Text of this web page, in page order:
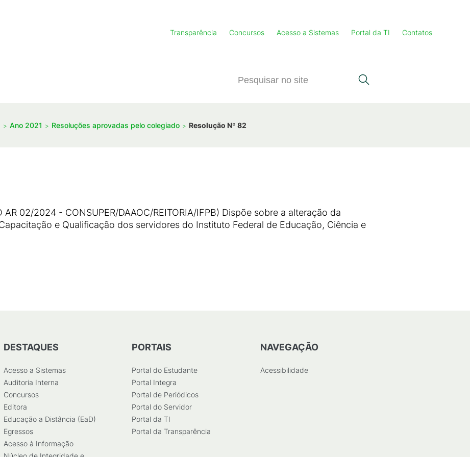
Transparência Concursos Acesso a Sistemas Portal da TI Contatos
Ano 2021 Resoluções aprovadas pelo colegiado Resolução Nº 82
AR 02/2024 - CONSUPER/DAAOC/REITORIA/IFPB) Dispõe sobre a alteração da
e Qualificação dos servidores do Instituto Federal de Educação, Ciência e
DESTAQUES
Acesso a Sistemas
Auditoria Interna
Concursos
Editora
Educação a Distância (EaD)
Egressos
Acesso à Informação
PORTAIS
Portal do Estudante
Portal Integra
Portal de Periódicos
Portal do Servidor
Portal da TI
Portal da Transparência
NAVEGAÇÃO
Acessibilidade